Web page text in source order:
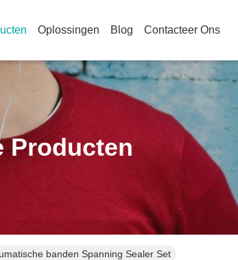
Oplossingen Blog Contacteer Ons
Producten
banden Spanning Sealer Set